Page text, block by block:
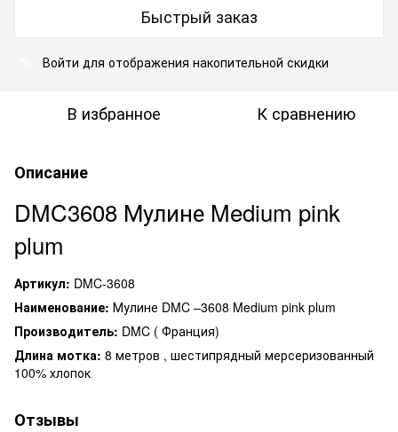
Быстрый заказ
Войти для отображения накопительной скидки
В избранное К сравнению
Описание
DMC3608 Мулине Medium pink
plum
Артикул: DMC-3608
Наименование: Мулине DMC –3608 Medium pink plum
Производитель: DMC ( Франция)
Длина мотка: 8 метров , шестипрядный мерсеризованный
100% хлопок
Отзывы